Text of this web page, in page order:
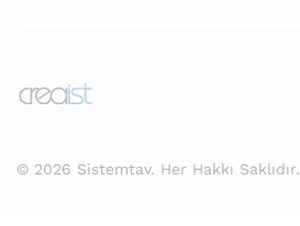
© 2026 Sistemtav. Her Hakkı Saklıdır.